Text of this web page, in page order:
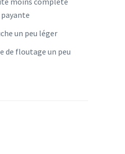
un peu léger
de floutage un peu